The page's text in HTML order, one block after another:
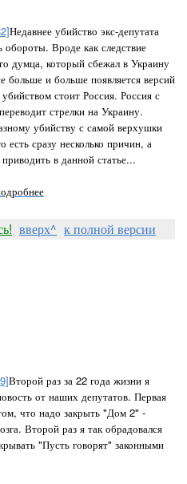
Недавнее убийство экс-депутата
обороты. Вроде как следствие
думца, который сбежал в Украину
больше и больше появляется версий
стоит Россия. Россия с
стрелки на Украину.
убийству с самой верхушки
сразу несколько причин, а
в данной статье...
вверх^ к полной версии
Второй раз за 22 года жизни я
от наших депутатов. Первая
что надо закрыть "Дом 2" -
Второй раз я так обрадовался
"Пусть говорят" законными